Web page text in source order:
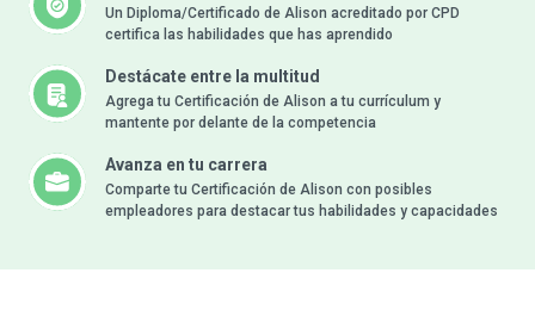
Un Diploma/Certificado de Alison acreditado por CPD
certifica las habilidades que has aprendido
Destácate entre la multitud
Agrega tu Certificación de Alison a tu currículum y
mantente por delante de la competencia
Avanza en tu carrera
Comparte tu Certificación de Alison con posibles
empleadores para destacar tus habilidades y capacidades